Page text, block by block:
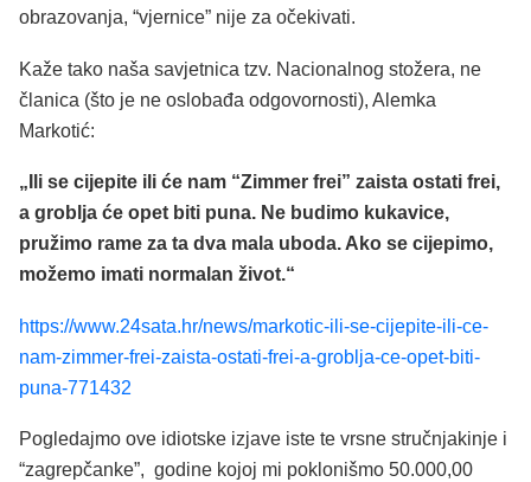
obrazovanja, “vjernice” nije za očekivati.
Kaže tako naša savjetnica tzv. Nacionalnog stožera, ne
članica (što je ne oslobađa odgovornosti), Alemka
Markotić:
„Ili se cijepite ili će nam “Zimmer frei” zaista ostati frei,
a groblja će opet biti puna. Ne budimo kukavice,
pružimo rame za ta dva mala uboda. Ako se cijepimo,
možemo imati normalan život.“
https://www.24sata.hr/news/markotic-ili-se-cijepite-ili-ce-
nam-zimmer-frei-zaista-ostati-frei-a-groblja-ce-opet-biti-
puna-771432
Pogledajmo ove idiotske izjave iste te vrsne stručnjakinje i
“zagrepčanke”, godine kojoj mi poklonišmo 50.000,00